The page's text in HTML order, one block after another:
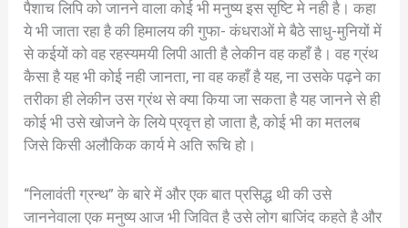
पैशाच लिपि को जानने वाला कोई भी मनुष्य इस सृष्टि मे नही है। कहा
ये भी जाता रहा है की हिमालय की गुफा- कंधराओं मे बैठे साधु-मुनियों में
से कईयों को वह रहस्यमयी लिपी आती है लेकीन वह कहाँ है। वह ग्रंथ
कैसा है यह भी कोई नही जानता, ना वह कहाँ है यह, ना उसके पढ़ने का
तरीका ही लेकीन उस ग्रंथ से क्या किया जा सकता है यह जानने से ही
कोई भी उसे खोजने के लिये प्रवृत्त हो जाता है, कोई भी का मतलब
जिसे किसी अलौकिक कार्य मे अति रूचि हो।
“निलावंती ग्रन्थ” के बारे में और एक बात प्रसिद्ध थी की उसे
जाननेवाला एक मनुष्य आज भी जिवित है उसे लोग बाजिंद कहते है और